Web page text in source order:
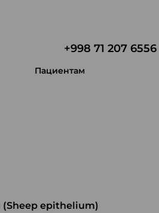
+998 71 207 6556
Пациентам
(Sheep epithelium)